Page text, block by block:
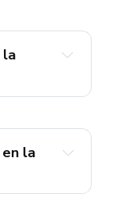
la
la